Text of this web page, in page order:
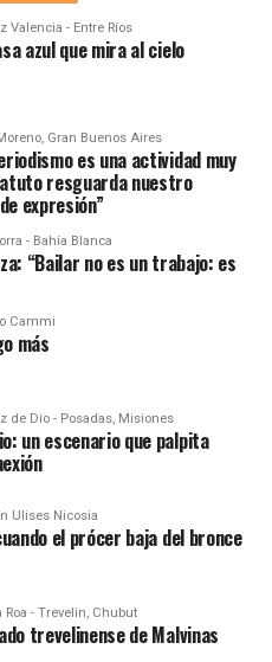
Valencia - Entre Ríos
azul que mira al cielo
Gran Buenos Aires
es una actividad muy
resguarda nuestro
expresión”
- Bahía Blanca
“Bailar no es un trabajo: es
Cammi
más
de Dio - Posadas, Misiones
un escenario que palpita
Ulises Nicosia
el prócer baja del bronce
- Trevelin, Chubut
trevelinense de Malvinas